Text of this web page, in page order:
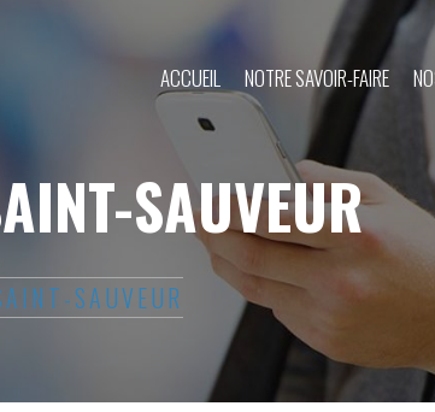
ACCUEIL NOTRE SAVOIR-FAIRE
SAUVEUR
SAUVEUR